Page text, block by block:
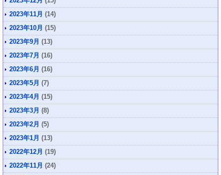
2023年11月 (14)
2023年10月 (15)
2023年9月 (13)
2023年7月 (16)
2023年6月 (16)
2023年5月 (7)
2023年4月 (15)
2023年3月 (8)
2023年2月 (5)
2023年1月 (13)
2022年12月 (19)
2022年11月 (24)